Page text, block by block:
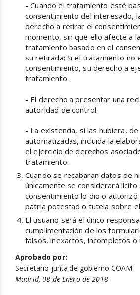
- Cuando el tratamiento esté
consentimiento del interesado,
derecho a retirar el
momento, sin que ello afecte a
tratamiento basado en el
su retirada; Si el tratamiento no
consentimiento, su derecho a
tratamiento.
- El derecho a presentar una
autoridad de control.
- La existencia, si las hubiera,
automatizadas, incluida la
el ejercicio de derechos
tratamiento.
Cuando se recabaran datos de
únicamente se considerará lícito
consentimiento lo dio o autorizó
patria potestad o tutela sobre el
El usuario será el único
cumplimentación de los
falsos, inexactos, incompletos o
Aprobado por:
Secretario junta de gobierno COAM
Madrid, 08 de Enero de 2018